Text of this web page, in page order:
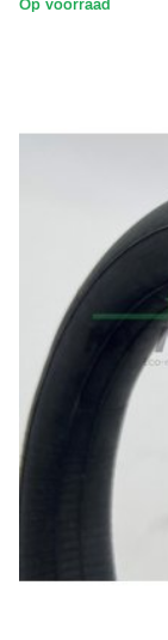
Op voorraad